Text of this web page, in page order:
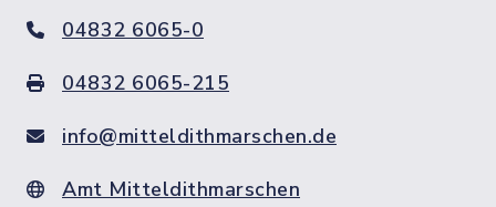
04832 6065-0
04832 6065-215
info@mitteldithmarschen.de
Amt Mitteldithmarschen